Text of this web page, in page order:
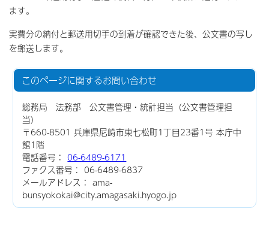
ます。
実費分の納付と郵送用切手の到着が確認できた後、公文書の写し
を郵送します。
このページに関するお問い合わせ
総務局 法務部 公文書管理・統計担当（公文書管理担
当）
〒660-8501 兵庫県尼崎市東七松町1丁目23番1号 本庁中
館1階
電話番号：06-6489-6171
ファクス番号： 06-6489-6837
メールアドレス： ama-
bunsyokokai@city.amagasaki.hyogo.jp